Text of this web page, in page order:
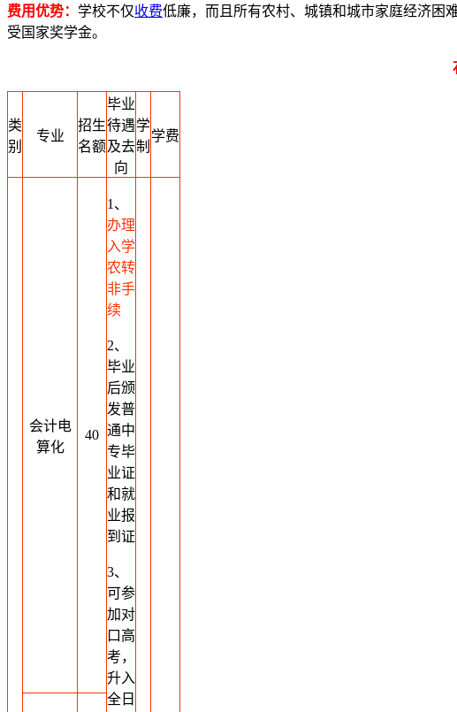
费用优势： 学校不仅收费低廉，而且所有农村、城镇和城市家庭经济困
受国家奖学金。
类
别
专业
招生
名额
毕业
待遇
及去
向
学
制
学费
会计电
算化
40
1、
办理
入学
农转
非手
续
2、
毕业
后颁
发普
通中
专毕
业证
和就
业报
到证
3、
可参
加对
口高
考，
升入
全日